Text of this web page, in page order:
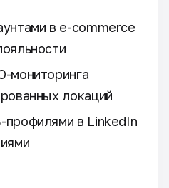
в e-commerce
мониторинга
локаций
профилями в LinkedIn